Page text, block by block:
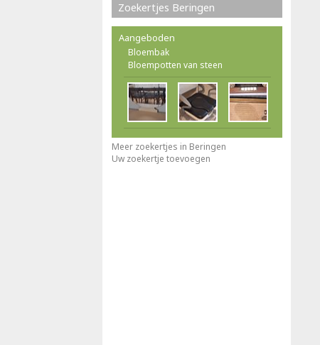
Zoekertjes Beringen
Aangeboden
Bloembak
Bloempotten van steen
Meer zoekertjes in Beringen
Uw zoekertje toevoegen